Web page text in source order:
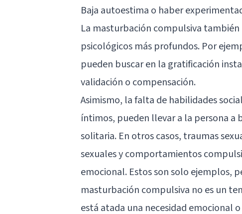
Baja autoestima o haber
La masturbación compulsiva
psicológicos más profundos. Por
pueden buscar en la gratificación
validación o compensación.
Asimismo, la falta de habilidades
íntimos, pueden llevar a la persona a
solitaria. En otros casos, traumas
sexuales y comportamientos
emocional. Estos son solo ejemplos,
masturbación compulsiva no es un
está atada una necesidad emocional